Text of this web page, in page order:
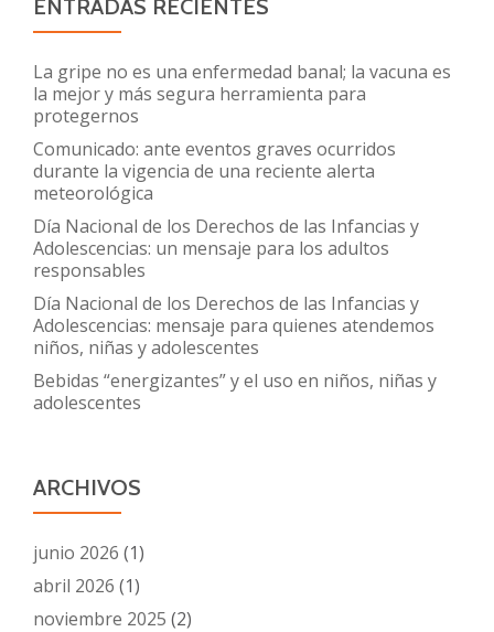
ENTRADAS RECIENTES
La gripe no es una enfermedad banal; la vacuna es
la mejor y más segura herramienta para
protegernos
Comunicado: ante eventos graves ocurridos
durante la vigencia de una reciente alerta
meteorológica
Día Nacional de los Derechos de las Infancias y
Adolescencias: un mensaje para los adultos
responsables
Día Nacional de los Derechos de las Infancias y
Adolescencias: mensaje para quienes atendemos
niños, niñas y adolescentes
Bebidas “energizantes” y el uso en niños, niñas y
adolescentes
ARCHIVOS
junio 2026 (1)
abril 2026 (1)
noviembre 2025 (2)